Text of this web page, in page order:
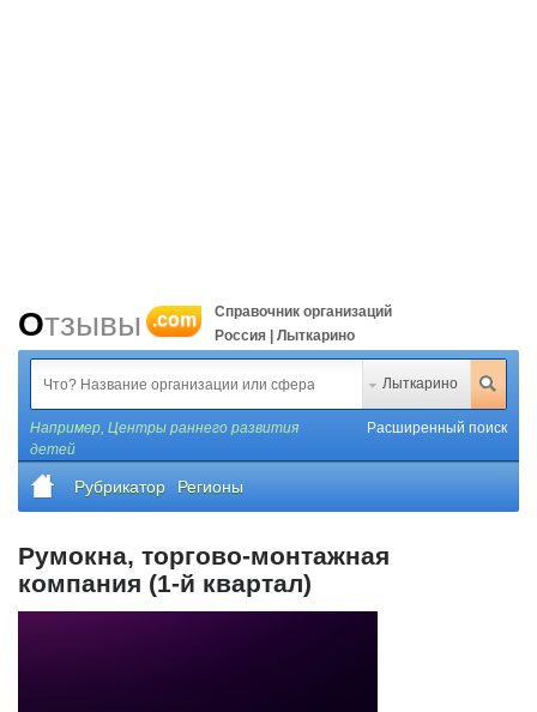
Отзывы .com
Справочник организаций
Россия | Лыткарино
Лыткарино
Например, Центры раннего развития
детей
Расширенный поиск
Рубрикатор Регионы
Румокна, торгово-монтажная
компания (1-й квартал)